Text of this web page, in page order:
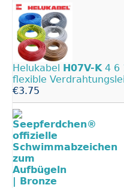
Helukabel H07V-K4 6
flexible
€3.75